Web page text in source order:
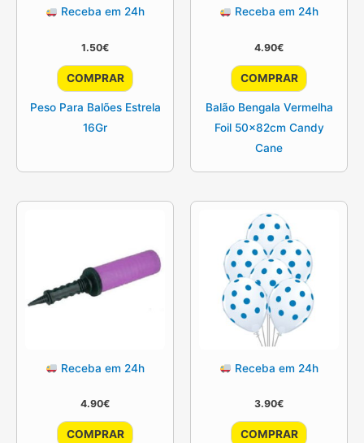
Receba em 24h
1.50€
COMPRAR
Peso Para Balões Estrela
16Gr
Receba em 24h
4.90€
COMPRAR
Balão Bengala Vermelha
Foil 50x82cm Candy
Cane
Receba em 24h
4.90€
COMPRAR
Receba em 24h
3.90€
COMPRAR